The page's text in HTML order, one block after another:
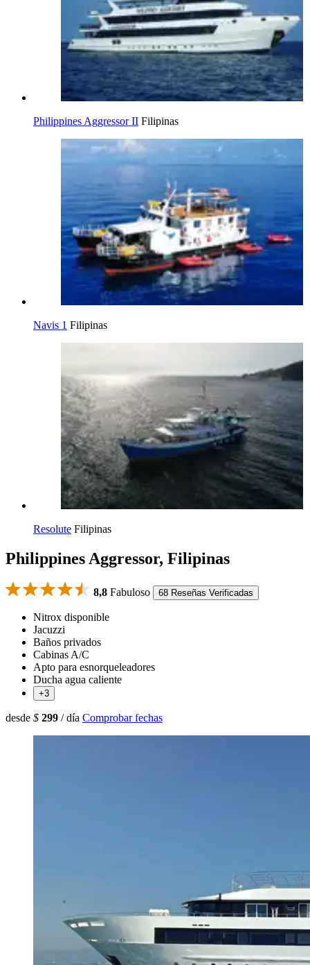
Philippines Aggressor II Filipinas
Navis 1 Filipinas
Resolute Filipinas
Philippines Aggressor, Filipinas
8,8 Fabuloso 68 Reseñas Verificadas
Nitrox disponible
Jacuzzi
Baños privados
Cabinas A/C
Apto para esnorqueleadores
Ducha agua caliente
+3
desde $ 299 / día Comprobar fechas